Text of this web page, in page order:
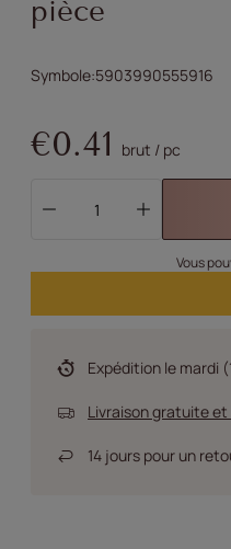
pièce
Symbole 5903990555916
€0.41 brut / pc
Vous
Expédition le mardi
Livraison gratuite et
14 jours pour un